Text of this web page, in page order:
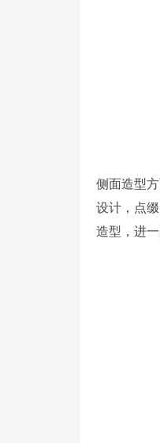
侧面造型
设计，点
造型，进